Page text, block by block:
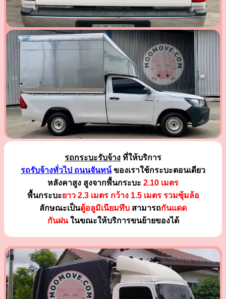
รถกระบะรับจ้าง ที่ให้บริการ
รถรับจ้างทั่วไป ถนนจันทน์ของเราใช้กระบะตอนเดียว
หลังคาสูง สูงจากพื้นกระบะ 2.10 เมตร
พื้นกระบะยาว 2.3 เมตร กว้าง 1.5 เมตร รวมซุ้มล้อ
ลักษณะเป็นตู้อลูมิเนียมทึบ สามารถกันแดด
กันฝนในขณะให้บริการขนย้ายของได้